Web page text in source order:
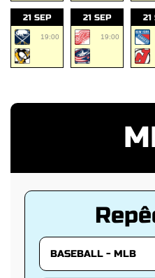
21 SEP
19:00
21 SEP
19:00
21